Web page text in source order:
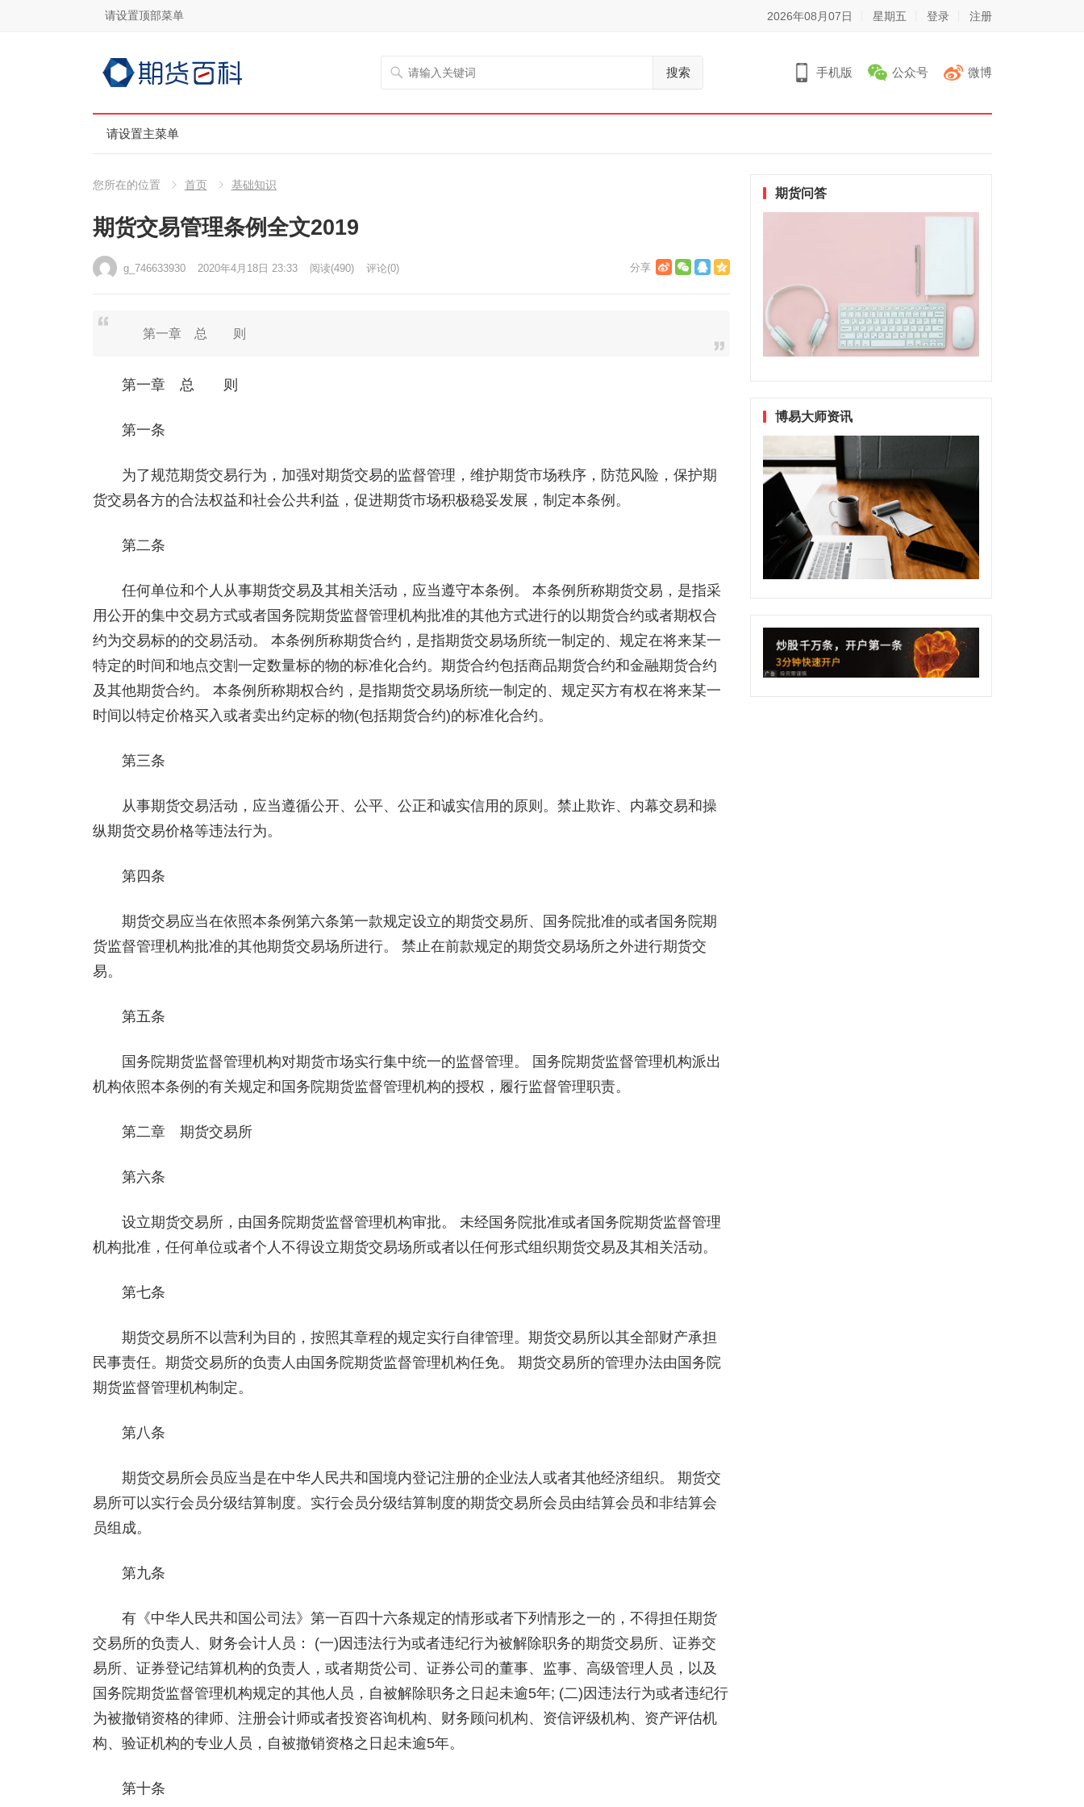
请设置顶部菜单 2026年08月07日 星期五 登录 注册
搜索 手机版 公众号 微博
请设置主菜单
您所在的位置 首页 基础知识
期货交易管理条例全文2019
g_746633930 2020年4月18日 23:33 阅读(490) 评论(0)
第一章 总 则
第一章 总 则
第一条
为了规范期货交易行为，加强对期货交易的监督管理，维护期货市场秩序，防范风险，保护期
货交易各方的合法权益和社会公共利益，促进期货市场积极稳妥发展，制定本条例。
第二条
任何单位和个人从事期货交易及其相关活动，应当遵守本条例。 本条例所称期货交易，是指采
用公开的集中交易方式或者国务院期货监督管理机构批准的其他方式进行的以期货合约或者期权合
约为交易标的的交易活动。 本条例所称期货合约，是指期货交易场所统一制定的、规定在将来某一
特定的时间和地点交割一定数量标的物的标准化合约。期货合约包括商品期货合约和金融期货合约
及其他期货合约。 本条例所称期权合约，是指期货交易场所统一制定的、规定买方有权在将来某一
时间以特定价格买入或者卖出约定标的物(包括期货合约)的标准化合约。
第三条
从事期货交易活动，应当遵循公开、公平、公正和诚实信用的原则。禁止欺诈、内幕交易和操
纵期货交易价格等违法行为。
第四条
期货交易应当在依照本条例第六条第一款规定设立的期货交易所、国务院批准的或者国务院期
货监督管理机构批准的其他期货交易场所进行。 禁止在前款规定的期货交易场所之外进行期货交
易。
第五条
国务院期货监督管理机构对期货市场实行集中统一的监督管理。 国务院期货监督管理机构派出
机构依照本条例的有关规定和国务院期货监督管理机构的授权，履行监督管理职责。
第二章 期货交易所
第六条
设立期货交易所，由国务院期货监督管理机构审批。 未经国务院批准或者国务院期货监督管理
机构批准，任何单位或者个人不得设立期货交易场所或者以任何形式组织期货交易及其相关活动。
第七条
期货交易所不以营利为目的，按照其章程的规定实行自律管理。期货交易所以其全部财产承担
民事责任。期货交易所的负责人由国务院期货监督管理机构任免。 期货交易所的管理办法由国务院
期货监督管理机构制定。
第八条
期货交易所会员应当是在中华人民共和国境内登记注册的企业法人或者其他经济组织。 期货交
易所可以实行会员分级结算制度。实行会员分级结算制度的期货交易所会员由结算会员和非结算会
员组成。
第九条
有《中华人民共和国公司法》第一百四十六条规定的情形或者下列情形之一的，不得担任期货
交易所的负责人、财务会计人员： (一)因违法行为或者违纪行为被解除职务的期货交易所、证券交
易所、证券登记结算机构的负责人，或者期货公司、证券公司的董事、监事、高级管理人员，以及
国务院期货监督管理机构规定的其他人员，自被解除职务之日起未逾5年; (二)因违法行为或者违纪行
为被撤销资格的律师、注册会计师或者投资咨询机构、财务顾问机构、资信评级机构、资产评估机
构、验证机构的专业人员，自被撤销资格之日起未逾5年。
第十条
期货问答
博易大师资讯